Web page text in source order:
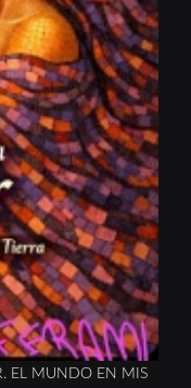
EL MUNDO EN MIS